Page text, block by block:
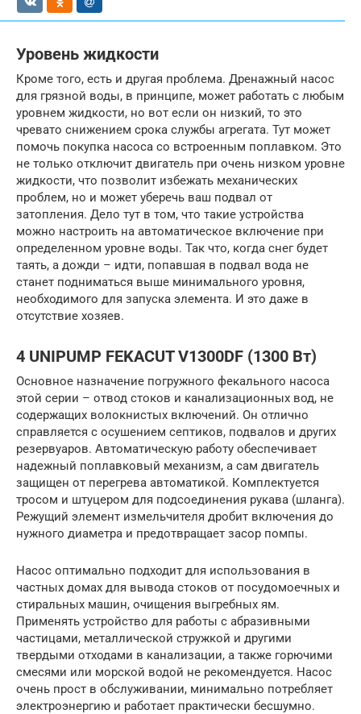
Уровень жидкости
Кроме того, есть и другая проблема. Дренажный насос
для грязной воды, в принципе, может работать с любым
уровнем жидкости, но вот если он низкий, то это
чревато снижением срока службы агрегата. Тут может
помочь покупка насоса со встроенным поплавком. Это
не только отключит двигатель при очень низком уровне
жидкости, что позволит избежать механических
проблем, но и может уберечь ваш подвал от
затопления. Дело тут в том, что такие устройства
можно настроить на автоматическое включение при
определенном уровне воды. Так что, когда снег будет
таять, а дожди – идти, попавшая в подвал вода не
станет подниматься выше минимального уровня,
необходимого для запуска элемента. И это даже в
отсутствие хозяев.
4 UNIPUMP FEKACUT V1300DF (1300 Вт)
Основное назначение погружного фекального насоса
этой серии – отвод стоков и канализационных вод, не
содержащих волокнистых включений. Он отлично
справляется с осушением септиков, подвалов и других
резервуаров. Автоматическую работу обеспечивает
надежный поплавковый механизм, а сам двигатель
защищен от перегрева автоматикой. Комплектуется
тросом и штуцером для подсоединения рукава (шланга).
Режущий элемент измельчителя дробит включения до
нужного диаметра и предотвращает засор помпы.
Насос оптимально подходит для использования в
частных домах для вывода стоков от посудомоечных и
стиральных машин, очищения выгребных ям.
Применять устройство для работы с абразивными
частицами, металлической стружкой и другими
твердыми отходами в канализации, а также горючими
смесями или морской водой не рекомендуется. Насос
очень прост в обслуживании, минимально потребляет
электроэнергию и работает практически бесшумно.